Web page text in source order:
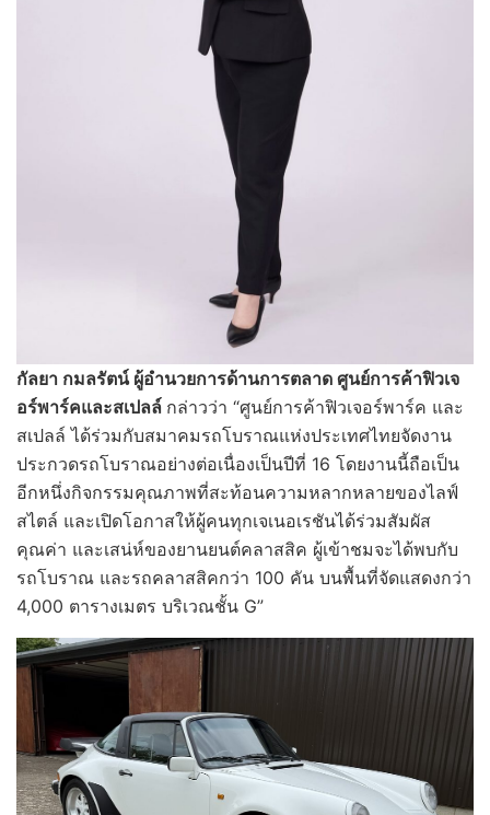
กัลยา กมลรัตน์ ผู้อำนวยการด้านการตลาด ศูนย์การค้าฟิวเจ
อร์พาร์คและสเปลล์ กล่าวว่า “ศูนย์การค้าฟิวเจอร์พาร์ค และ
สเปลล์ ได้ร่วมกับสมาคมรถโบราณแห่งประเทศไทยจัดงาน
ประกวดรถโบราณอย่างต่อเนื่องเป็นปีที่ 16 โดยงานนี้ถือเป็น
อีกหนึ่งกิจกรรมคุณภาพที่สะท้อนความหลากหลายของไลฟ์
สไตล์ และเปิดโอกาสให้ผู้คนทุกเจเนอเรชันได้ร่วมสัมผัส
คุณค่า และเสน่ห์ของยานยนต์คลาสสิค ผู้เข้าชมจะได้พบกับ
รถโบราณ และรถคลาสสิคกว่า 100 คัน บนพื้นที่จัดแสดงกว่า
4,000 ตารางเมตร บริเวณชั้น G”